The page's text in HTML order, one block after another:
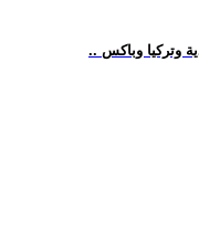
وتركيا وباكس